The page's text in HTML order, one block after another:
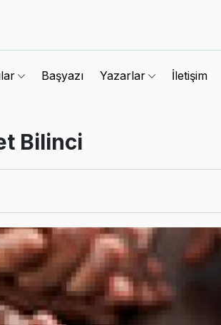
Başyazı Yazarlar İletişim
Bilinci